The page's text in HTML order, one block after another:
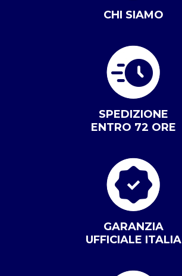
CHI SIAMO
SPEDIZIONE
ENTRO 72 ORE
GARANZIA
UFFICIALE ITALIA